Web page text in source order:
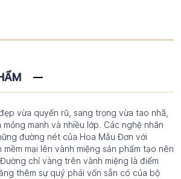
vừa quyến rũ, sang trọng vừa tao nhã,
manh và nhiều lớp. Các nghệ nhân
đường nét của Hoa Mẫu Đơn với
mại lên vành miệng sản phẩm tạo nên
chỉ vàng trên vành miệng là điểm
thêm sự quý phái vốn sẵn có của bộ